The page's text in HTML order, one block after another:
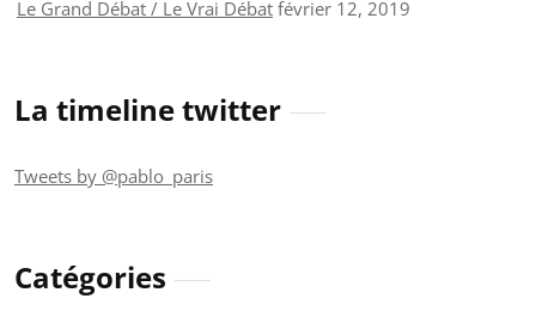
Le Grand Débat / Le Vrai Débat février 12, 2019
La timeline twitter
Tweets by @pablo_paris
Catégories